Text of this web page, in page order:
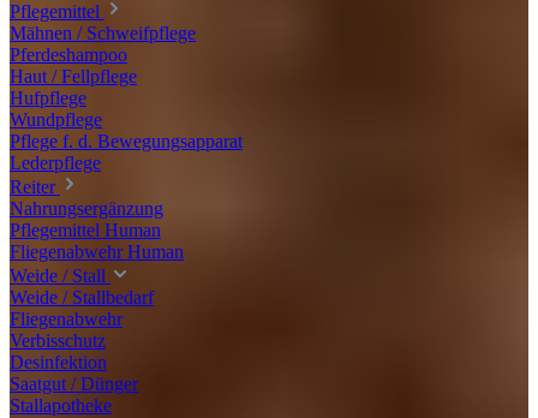
Pflegemittel
Mähnen / Schweifpflege
Pferdeshampoo
Haut / Fellpflege
Hufpflege
Wundpflege
Pflege f. d. Bewegungsapparat
Lederpflege
Reiter
Nahrungsergänzung
Pflegemittel Human
Fliegenabwehr Human
Weide / Stall
Weide / Stallbedarf
Fliegenabwehr
Verbisschutz
Desinfektion
Saatgut / Dünger
Stallapotheke